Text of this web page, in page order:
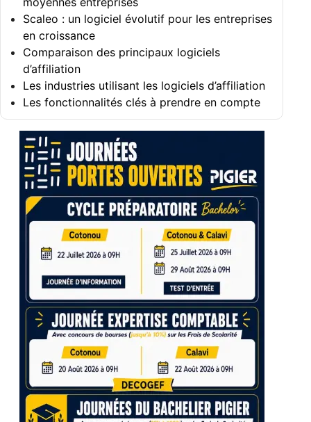
Scaleo : un logiciel évolutif pour les entreprises
en croissance
Comparaison des principaux logiciels
d’affiliation
Les industries utilisant les logiciels d’affiliation
Les fonctionnalités clés à prendre en compte